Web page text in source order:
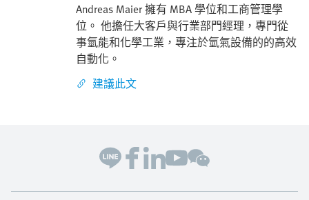
Andreas Maier 擁有 MBA 學位和工商管理學
位。 他擔任大客戶與行業部門經理，專門從
事氫能和化學工業，專注於氫氣設備的的高效
自動化。
建議此文